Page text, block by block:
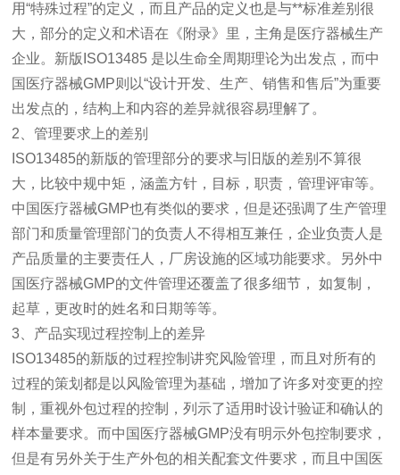
用“特殊过程”的定义，而且产品的定义也是与**标准差别很
大，部分的定义和术语在《附录》里，主角是医疗器械生产
企业。新版ISO13485 是以生命全周期理论为出发点，而中
国医疗器械GMP则以“设计开发、生产、销售和售后”为重要
出发点的，结构上和内容的差异就很容易理解了。
2、管理要求上的差别
ISO13485的新版的管理部分的要求与旧版的差别不算很
大，比较中规中矩，涵盖方针，目标，职责，管理评审等。
中国医疗器械GMP也有类似的要求，但是还强调了生产管理
部门和质量管理部门的负责人不得相互兼任，企业负责人是
产品质量的主要责任人，厂房设施的区域功能要求。另外中
国医疗器械GMP的文件管理还覆盖了很多细节， 如复制，
起草，更改时的姓名和日期等等。
3、产品实现过程控制上的差异
ISO13485的新版的过程控制讲究风险管理，而且对所有的
过程的策划都是以风险管理为基础，增加了许多对变更的控
制，重视外包过程的控制，列示了适用时设计验证和确认的
样本量要求。而中国医疗器械GMP没有明示外包控制要求，
但是有另外关于生产外包的相关配套文件要求，而且中国医